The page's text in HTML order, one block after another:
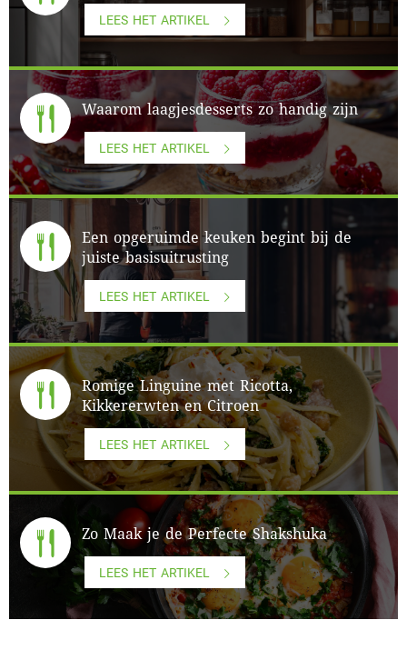
LEES HET ARTIKEL
Waarom laagjesdesserts zo handig zijn
LEES HET ARTIKEL
Een opgeruimde keuken begint bij de
juiste basisuitrusting
LEES HET ARTIKEL
Romige Linguine met Ricotta,
Kikkererwten en Citroen
LEES HET ARTIKEL
Zo Maak je de Perfecte Shakshuka
LEES HET ARTIKEL